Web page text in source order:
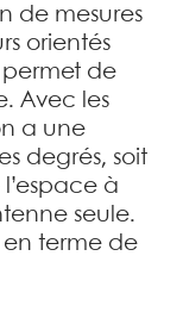
de mesures
orientés
permet de
Avec les
a une
degrés, soit
à
seule.
terme de